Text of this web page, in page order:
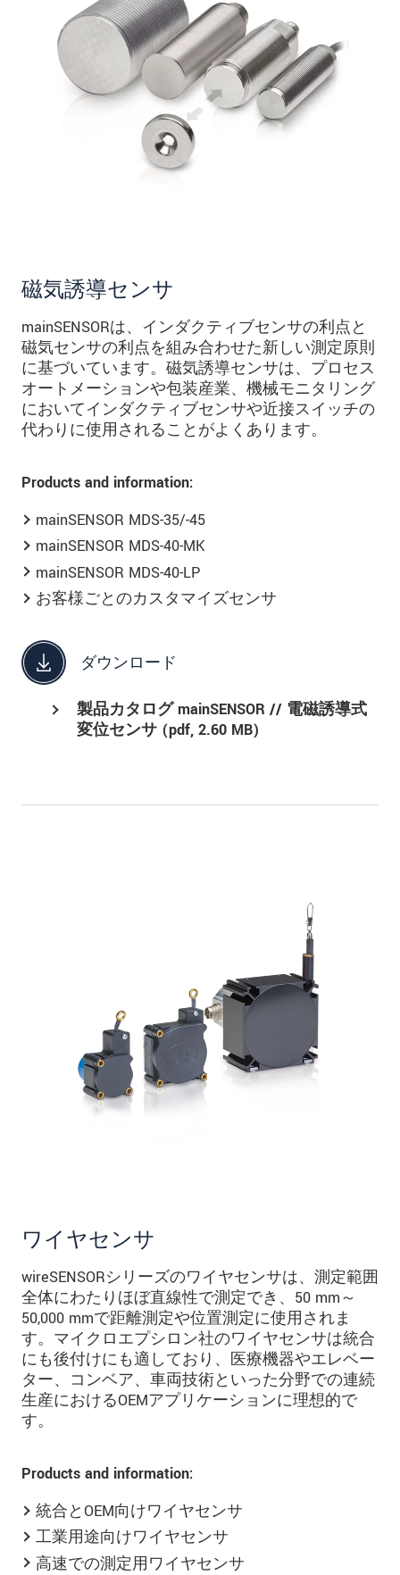
磁気誘導センサ
mainSENSORは、インダクティブセンサの利点と
磁気センサの利点を組み合わせた新しい測定原則
に基づいています。磁気誘導センサは、プロセス
オートメーションや包装産業、機械モニタリング
においてインダクティブセンサや近接スイッチの
代わりに使用されることがよくあります。
Products and information:
mainSENSOR MDS-35/-45
mainSENSOR MDS-40-MK
mainSENSOR MDS-40-LP
お客様ごとのカスタマイズセンサ
ダウンロード
製品カタログ mainSENSOR // 電磁誘導式
変位センサ (pdf, 2.60 MB)
ワイヤセンサ
wireSENSORシリーズのワイヤセンサは、測定範囲
全体にわたりほぼ直線性で測定でき、50 mm～
50,000 mmで距離測定や位置測定に使用されま
す。マイクロエプシロン社のワイヤセンサは統合
にも後付けにも適しており、医療機器やエレベー
ター、コンベア、車両技術といった分野での連続
生産におけるOEMアプリケーションに理想的で
す。
Products and information:
統合とOEM向けワイヤセンサ
工業用途向けワイヤセンサ
高速での測定用ワイヤセンサ